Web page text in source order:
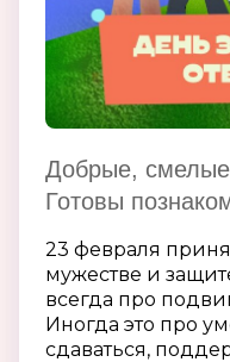
Добрые,
Готовы
23 февраля
мужестве и
всегда про
Иногда это про
сдаваться,